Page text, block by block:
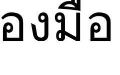
งมือ